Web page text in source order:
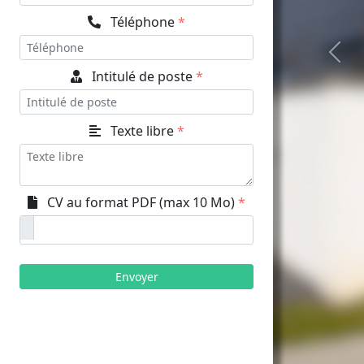
Téléphone*
Intitulé de poste *
Texte libre *
CV au format PDF (max 10 Mo)*
Envoyer